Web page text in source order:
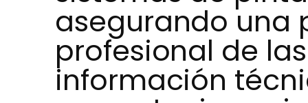
asegurando una
profesional de
información